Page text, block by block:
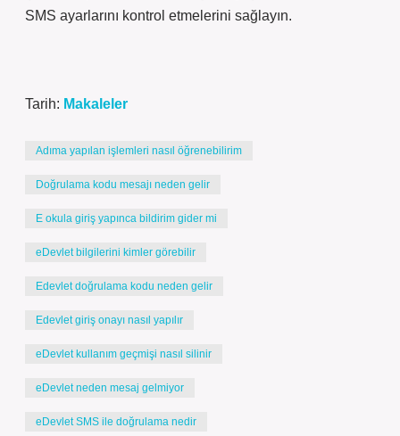
SMS ayarlarını kontrol etmelerini sağlayın.
Tarih: Makaleler
Adıma yapılan işlemleri nasıl öğrenebilirim
Doğrulama kodu mesajı neden gelir
E okula giriş yapınca bildirim gider mi
eDevlet bilgilerini kimler görebilir
Edevlet doğrulama kodu neden gelir
Edevlet giriş onayı nasıl yapılır
eDevlet kullanım geçmişi nasıl silinir
eDevlet neden mesaj gelmiyor
eDevlet SMS ile doğrulama nedir